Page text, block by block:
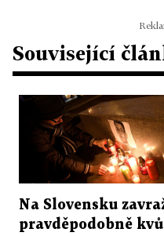
Související
Na Slovensku
pravděpodobně